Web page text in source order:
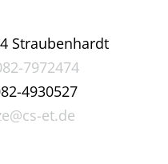
Straubenhardt
7972474
4930527
et.de